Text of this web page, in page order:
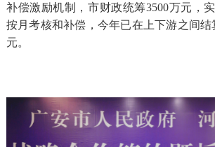
补偿激励机制，市财政统筹3500万元，
按月考核和补偿，今年已在上下游之间结
元。